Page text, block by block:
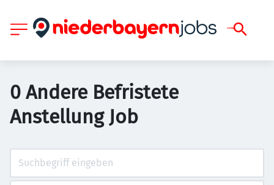
0 Andere Befristete
Anstellung Job